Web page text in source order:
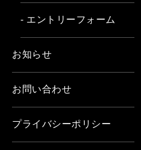
- エントリーフォーム
お知らせ
お問い合わせ
プライバシーポリシー